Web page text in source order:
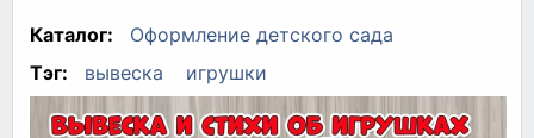
Каталог:
Оформление детского сада
Тэг:
вывеска игрушки